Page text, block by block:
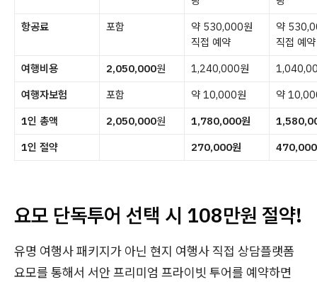
항공료
포함
약 530,000원
직접 예약
약
직접 예약
여행비용
2,050,000원 1,240,000원
여행자보험
포함 약 10,000원
약
1인 총액
2,050,000원 1,780,000원
1인 절약
270,000원
요모 단독투어 선택 시 108만원 절약!
유명 여행사 패키지가 아닌 현지 여행사 직접 상담플랫폼
요모를 통해서 서안 프리미엄 프라이빗 투어를 예약하면